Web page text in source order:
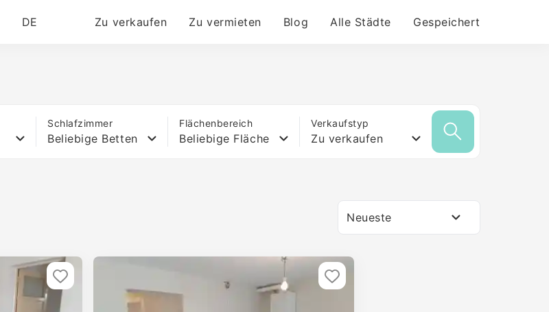
DE Zu verkaufen Zu vermieten Blog Alle Städte Gespeichert
Schlafzimmer
Beliebige Betten
Flächenbereich
Beliebige Fläche
Verkaufstyp
Zu verkaufen
Neueste